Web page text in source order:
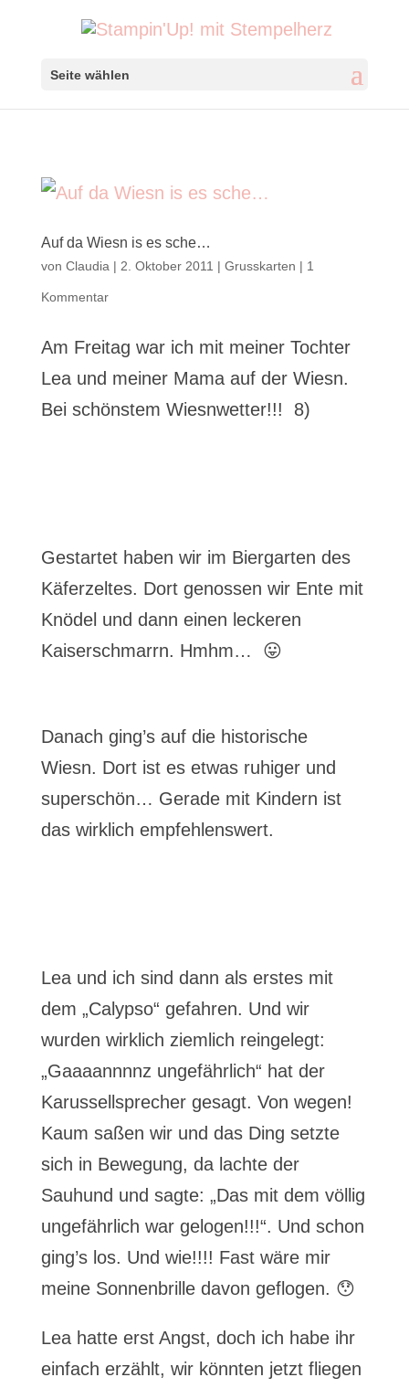
Seite wählen
Auf da Wiesn is es sche…
von Claudia | 2. Oktober 2011 | Grusskarten | 1
Kommentar
Am Freitag war ich mit meiner Tochter
Lea und meiner Mama auf der Wiesn.
Bei schönstem Wiesnwetter!!! 8)
Gestartet haben wir im Biergarten des
Käferzeltes. Dort genossen wir Ente mit
Knödel und dann einen leckeren
Kaiserschmarrn. Hmhm… 😛
Danach ging’s auf die historische
Wiesn. Dort ist es etwas ruhiger und
superschön… Gerade mit Kindern ist
das wirklich empfehlenswert.
Lea und ich sind dann als erstes mit
dem „Calypso“ gefahren. Und wir
wurden wirklich ziemlich reingelegt:
„Gaaaannnnz ungefährlich“ hat der
Karussellsprecher gesagt. Von wegen!
Kaum saßen wir und das Ding setzte
sich in Bewegung, da lachte der
Sauhund und sagte: „Das mit dem völlig
ungefährlich war gelogen!!!“. Und schon
ging’s los. Und wie!!!! Fast wäre mir
meine Sonnenbrille davon geflogen. 😯
Lea hatte erst Angst, doch ich habe ihr
einfach erzählt, wir könnten jetzt fliegen